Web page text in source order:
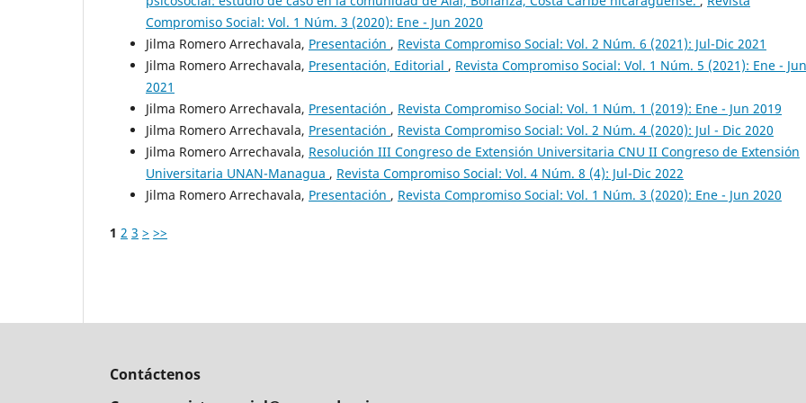
Compromiso Social: Vol. 1 Núm. 3 (2020): Ene - Jun 2020
Jilma Romero Arrechavala, Presentación , Revista Compromiso Social: Vol. 2 Núm. 6 (2021): Jul-Dic 2021
Jilma Romero Arrechavala, Presentación, Editorial , Revista Compromiso Social: Vol. 1 Núm. 5 (2021): Ene - Jun
2021
Jilma Romero Arrechavala, Presentación , Revista Compromiso Social: Vol. 1 Núm. 1 (2019): Ene - Jun 2019
Jilma Romero Arrechavala, Presentación , Revista Compromiso Social: Vol. 2 Núm. 4 (2020): Jul - Dic 2020
Jilma Romero Arrechavala, Resolución III Congreso de Extensión Universitaria CNU II Congreso de Extensión
Universitaria UNAN-Managua , Revista Compromiso Social: Vol. 4 Núm. 8 (4): Jul-Dic 2022
Jilma Romero Arrechavala, Presentación , Revista Compromiso Social: Vol. 1 Núm. 3 (2020): Ene - Jun 2020
1 2 3 > >>
Contáctenos